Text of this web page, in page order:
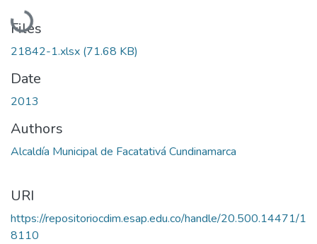
Files
21842-1.xlsx (71.68 KB)
Date
2013
Authors
Alcaldía Municipal de Facatativá Cundinamarca
URI
https://repositoriocdim.esap.edu.co/handle/20.500.14471/1
8110